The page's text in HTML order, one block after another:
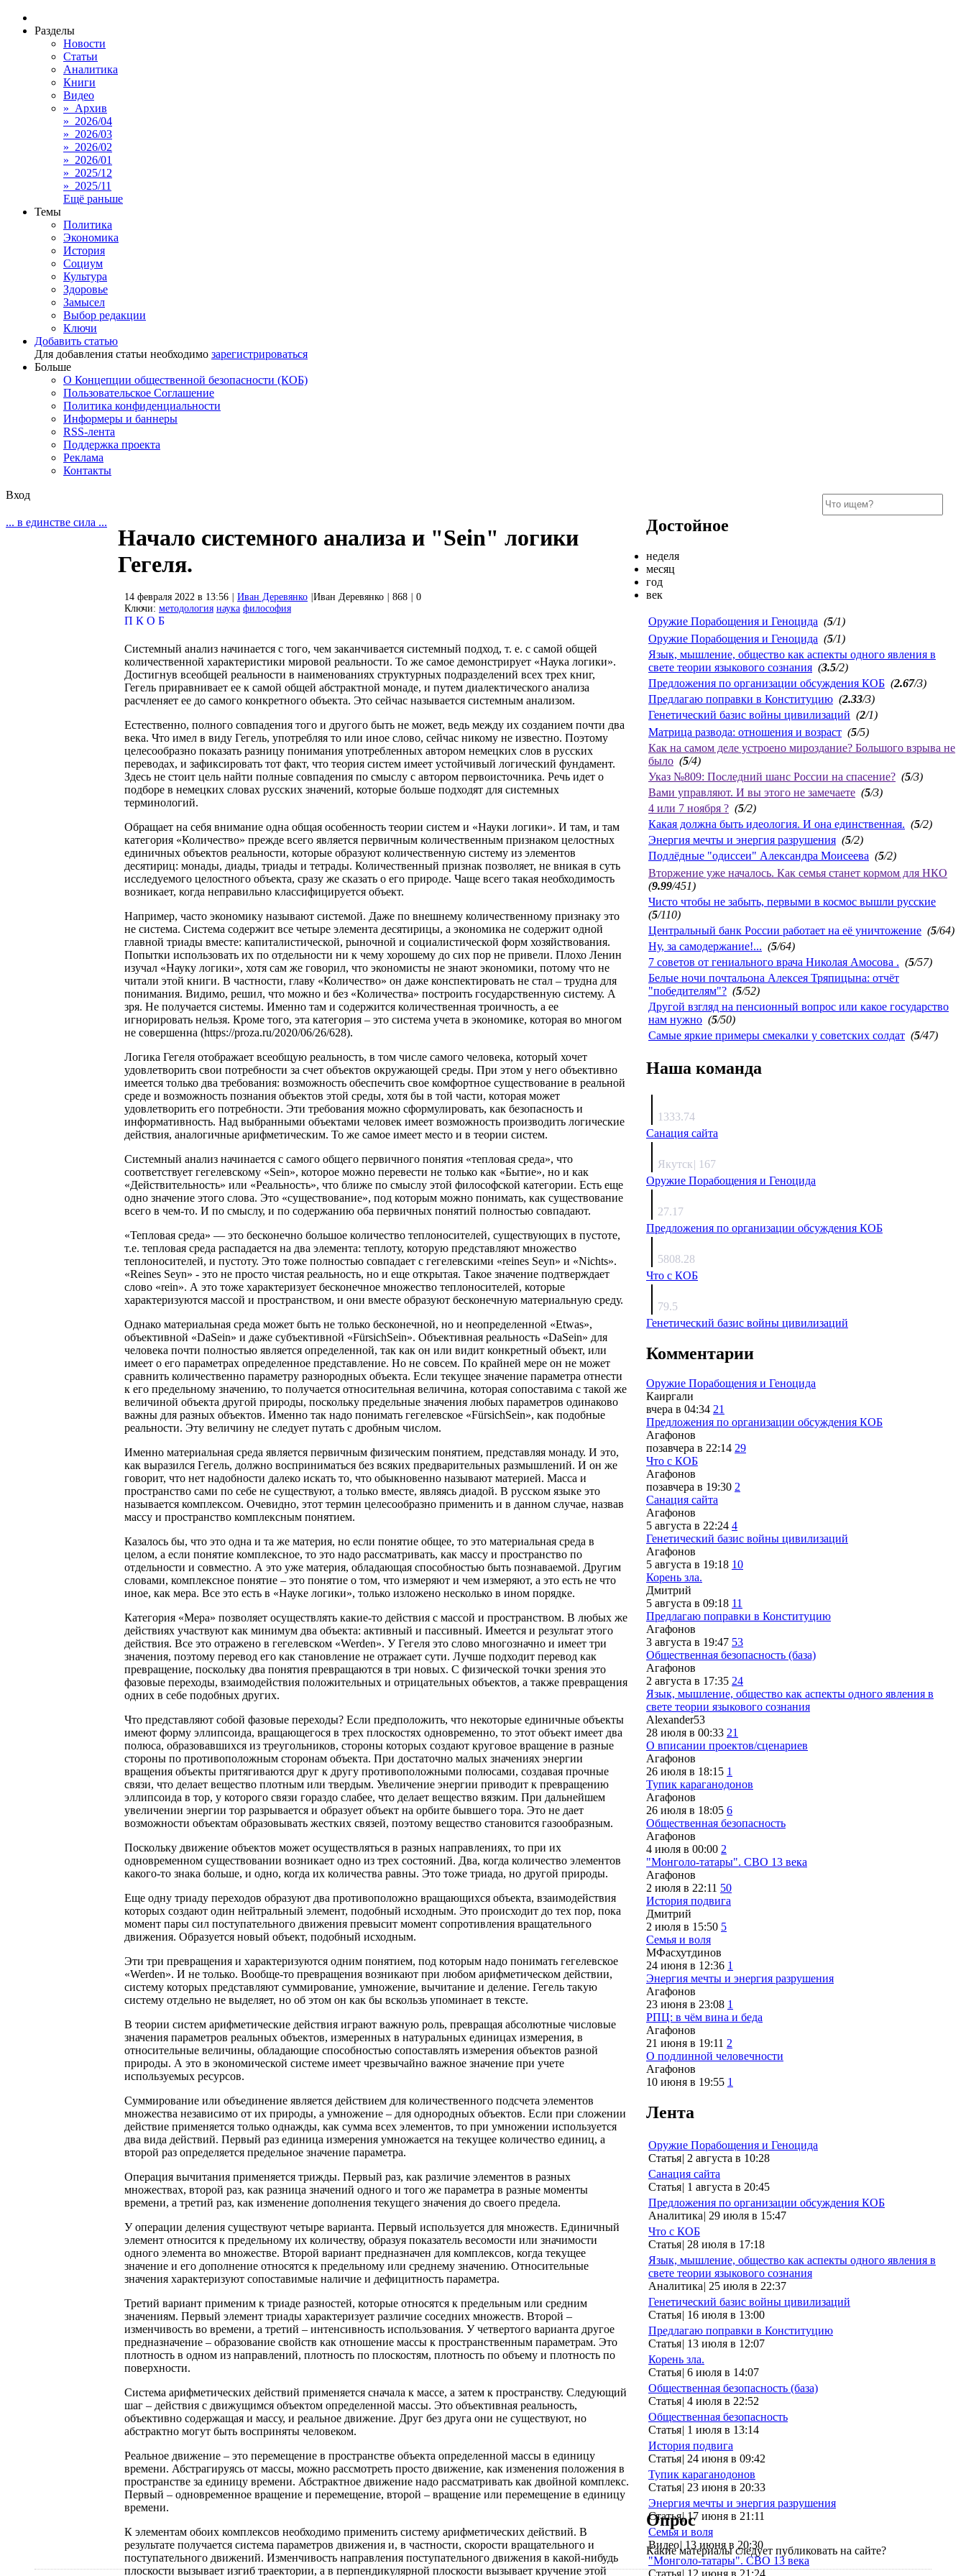
Разделы
Новости
Статьи
Аналитика
Книги
Видео
» Архив
» 2026/04
» 2026/03
» 2026/02
» 2026/01
» 2025/12
» 2025/11
Ещё раньше
Темы
Политика
Экономика
История
Социум
Культура
Здоровье
Замысел
Выбор редакции
Ключи
Добавить статью
Для добавления статьи необходимо зарегистрироваться
Больше
О Концепции общественной безопасности (КОБ)
Пользовательское Соглашение
Политика конфиденциальности
Информеры и баннеры
RSS-лента
Поддержка проекта
Реклама
Контакты
Вход
... в единстве сила ...
Начало системного анализа и "Sein" логики
Гегеля.
14 февраля 2022 в 13:56 Иван Деревянко Иван Деревянко 868
0
Ключи: методология наука философия
П К О Б
Системный анализ начинается с того, чем заканчивается системный подход, т. е. с самой общей
количественной характеристики мировой реальности. То же самое демонстрирует «Наука логики».
Достигнув всеобщей реальности в наименованиях структурных подразделений всех трех книг,
Гегель приравнивает ее к самой общей абстрактной монаде, и путем диалектического анализа
расчленяет ее до самого конкретного объекта. Это сейчас называется системным анализом.
Естественно, полного совпадения того и другого быть не может, ведь между их созданием почти два
века. Что имел в виду Гегель, употребляя то или иное слово, сейчас никому не известно. Поэтому
целесообразно показать разницу понимания употребленных автором немецких слов в русских
переводах, и зафиксировать тот факт, что теория систем имеет устойчивый логический фундамент.
Здесь не стоит цель найти полные совпадения по смыслу с автором первоисточника. Речь идет о
подборе в немецких словах русских значений, которые больше подходят для системных
терминологий.
Обращает на себя внимание одна общая особенность теории систем и «Науки логики». И там, и там
категория «Количество» прежде всего является первичным количественным признаком целостных
единичных объектов реальности, которые образуют количественную систему из элементов
десятириц: монады, диады, триады и тетрады. Количественный признак позволяет, не вникая в суть
исследуемого целостного объекта, сразу же сказать о его природе. Чаще всего такая необходимость
возникает, когда неправильно классифицируется объект.
Например, часто экономику называют системой. Даже по внешнему количественному признаку это
не система. Система содержит все четыре элемента десятирицы, а экономика не содержит одной
главной триады вместе: капиталистической, рыночной и социалистической форм хозяйствования.
Попытки использовать их по отдельности ни к чему хорошему до сих пор не привели. Плохо Ленин
изучал «Науку логики», хотя сам же говорил, что экономисты не знают экономики, потому что не
читали этой книги. В частности, главу «Количество» он даже конспектировать не стал – трудна для
понимания. Видимо, решил, что можно и без «Количества» построить государственную систему. А
зря. Не получается системы. Именно там и содержится количественная троичность, а ее
игнорировать нельзя. Кроме того, эта категория – это система учета в экономике, которая во многом
не совершенна (https://proza.ru/2020/06/26/628).
Логика Гегеля отображает всеобщую реальность, в том числе самого человека, который хочет
удовлетворить свои потребности за счет объектов окружающей среды. При этом у него объективно
имеется только два требования: возможность обеспечить свое комфортное существование в реальной
среде и возможность познания объектов этой среды, хотя бы в той части, которая может
удовлетворить его потребности. Эти требования можно сформулировать, как безопасность и
информативность. Над выбранными объектами человек имеет возможность производить логические
действия, аналогичные арифметическим. То же самое имеет место и в теории систем.
Системный анализ начинается с самого общего первичного понятия «тепловая среда», что
соответствует гегелевскому «Sein», которое можно перевести не только как «Бытие», но и как
«Действительность» или «Реальность», что ближе по смыслу этой философской категории. Есть еще
одно значение этого слова. Это «существование», под которым можно понимать, как существование
всего в чем-то. И по смыслу, и по содержанию оба первичных понятий полностью совпадают.
«Тепловая среда» — это бесконечно большое количество теплоносителей, существующих в пустоте,
т.е. тепловая среда распадается на два элемента: теплоту, которую представляют множество
теплоносителей, и пустоту. Это тоже полностью совпадает с гегелевскими «reines Seyn» и «Nichts».
«Reines Seyn» - это не просто чистая реальность, но и еще открытая. Такое значение подтверждает
слово «rein». А это тоже характеризует бесконечное множество теплоносителей, которые
характеризуются массой и пространством, и они вместе образуют бесконечную материальную среду.
Однако материальная среда может быть не только бесконечной, но и неопределенной «Etwas»,
объективной «DaSein» и даже субъективной «FürsichSein». Объективная реальность «DaSein» для
человека почти полностью является определенной, так как он или видит конкретный объект, или
имеет о его параметрах определенное представление. Но не совсем. По крайней мере он не может
сравнить количественно параметру разнородных объекта. Если текущее значение параметра отнести
к его предельному значению, то получается относительная величина, которая сопоставима с такой же
величиной объекта другой природы, поскольку предельные значения любых параметров одинаково
важны для разных объектов. Именно так надо понимать гегелевское «FürsichSein», как подобные
реальности. Эту величину не следует путать с дробным числом.
Именно материальная среда является первичным физическим понятием, представляя монаду. И это,
как выразился Гегель, должно восприниматься без всяких предварительных размышлений. И он же
говорит, что нет надобности далеко искать то, что обыкновенно называют материей. Масса и
пространство сами по себе не существуют, а только вместе, являясь диадой. В русском языке это
называется комплексом. Очевидно, этот термин целесообразно применить и в данном случае, назвав
массу и пространство комплексным понятием.
Казалось бы, что это одна и та же материя, но если понятие общее, то это материальная среда в
целом, а если понятие комплексное, то это надо рассматривать, как массу и пространство по
отдельности и совместно. А это уже материя, обладающая способностью быть познаваемой. Другим
словами, комплексное понятие – это понятие о том, что измеряют и чем измеряют, а это есть не что
иное, как мера. Все это есть в «Науке логики», только изложено несколько в ином порядке.
Категория «Мера» позволяет осуществлять какие-то действия с массой и пространством. В любых же
действиях участвуют как минимум два объекта: активный и пассивный. Имеется и результат этого
действия. Все это отражено в гегелевском «Werden». У Гегеля это слово многозначно и имеет три
значения, поэтому перевод его как становление не отражает сути. Лучше подходит перевод как
превращение, поскольку два понятия превращаются в три новых. С физической точки зрения это
фазовые переходы, взаимодействия положительных и отрицательных объектов, а также превращения
одних в себе подобных других.
Что представляют собой фазовые переходы? Если предположить, что некоторые единичные объекты
имеют форму эллипсоида, вращающегося в трех плоскостях одновременно, то этот объект имеет два
полюса, образовавшихся из треугольников, стороны которых создают круговое вращение в разные
стороны по противоположным сторонам объекта. При достаточно малых значениях энергии
вращения объекты притягиваются друг к другу противоположными полюсами, создавая прочные
связи, что делает вещество плотным или твердым. Увеличение энергии приводит к превращению
эллипсоида в тор, у которого связи гораздо слабее, что делает вещество вязким. При дальнейшем
увеличении энергии тор разрывается и образует объект на орбите бывшего тора. Это не дает
возможности объектам образовывать жестких связей, поэтому вещество становится газообразным.
Поскольку движение объектов может осуществляться в разных направлениях, то при их
одновременном существовании возникает одно из трех состояний. Два, когда количество элементов
какого-то знака больше, и одно, когда их количества равны. Это тоже триада, но другой природы.
Еще одну триаду переходов образуют два противоположно вращающихся объекта, взаимодействия
которых создают один нейтральный элемент, подобный исходным. Это происходит до тех пор, пока
момент пары сил поступательного движения превысит момент сопротивления вращательного
движения. Образуется новый объект, подобный исходным.
Эти три превращения и характеризуются одним понятием, под которым надо понимать гегелевское
«Werden». И не только. Вообще-то превращения возникают при любом арифметическом действии,
систему которых представляют суммирование, умножение, вычитание и деление. Гегель такую
систему отдельно не выделяет, но об этом он как бы вскользь упоминает в тексте.
В теории систем арифметические действия играют важную роль, превращая абсолютные числовые
значения параметров реальных объектов, измеренных в натуральных единицах измерения, в
относительные величины, обладающие способностью сопоставлять измерения объектов разной
природы. А это в экономической системе имеет чрезвычайно важное значение при учете
используемых ресурсов.
Суммирование или объединение является действием для количественного подсчета элементов
множества независимо от их природы, а умножение – для однородных объектов. Если при сложении
действие применяется только однажды, как сумма всех элементов, то при умножении используется
два вида действий. Первый раз единица измерения умножается на текущее количество единиц, а
второй раз определяется предельное значение параметра.
Операция вычитания применяется трижды. Первый раз, как различие элементов в разных
множествах, второй раз, как разница значений одного и того же параметра в разные моменты
времени, а третий раз, как изменение дополнения текущего значения до своего предела.
У операции деления существуют четыре варианта. Первый используется для множеств. Единичный
элемент относится к предельному их количеству, образуя показатель весомости или значимости
одного элемента во множестве. Второй вариант предназначен для комплексов, когда текущее
значение и его дополнение относятся к предельному или среднему значению. Относительные
значения характеризуют сопоставимые наличие и дефицитность параметра.
Третий вариант применим к триаде разностей, которые относятся к предельным или средним
значениям. Первый элемент триады характеризует различие соседних множеств. Второй –
изменчивость во времени, а третий – интенсивность использования. У четвертого варианта другое
предназначение – образование свойств как отношение массы к пространственным параметрам. Это
плотность в одном из направлений, плотность по плоскостям, плотность по объему и плотность по
поверхности.
Система арифметических действий применяется сначала к массе, а затем к пространству. Следующий
шаг – действия с движущимся объектом определенной массы. Это объективная реальность,
объективно содержащая и массу, и реальное движение. Друг без друга они не существуют, но
абстрактно могут быть восприняты человеком.
Реальное движение – это перемещение в пространстве объекта определенной массы в единицу
времени. Абстрагируясь от массы, можно рассмотреть просто движение, как изменения положения в
пространстве за единицу времени. Абстрактное движение надо рассматривать как двойной комплекс.
Первый – одновременное вращение и перемещение, второй – вращение или перемещение в единицу
времени.
К элементам обоих комплексов необходимо применить систему арифметических действий. В
результате получается система параметров движения и, в частности, скорости вращательного и
поступательного движений. Изменчивость направления поступательного движения в какой-нибудь
плоскости вызывает изгиб траектории, а в перпендикулярной плоскости вызывает кручение этой
Достойное
неделя
месяц
год
век
Оружие Порабощения и Геноцида (5/1)
Оружие Порабощения и Геноцида (5/1)
Язык, мышление, общество как аспекты одного явления в
свете теории языкового сознания (3.5/2)
Предложения по организации обсуждения КОБ (2.67/3)
Предлагаю поправки в Конституцию (2.33/3)
Генетический базис войны цивилизаций (2/1)
Матрица развода: отношения и возраст (5/5)
Как на самом деле устроено мироздание? Большого взрыва не
было (5/4)
Указ №809: Последний шанс России на спасение? (5/3)
Вами управляют. И вы этого не замечаете (5/3)
4 или 7 ноября ? (5/2)
Какая должна быть идеология. И она единственная. (5/2)
Энергия мечты и энергия разрушения (5/2)
Подлёдные "одиссеи" Александра Моисеева (5/2)
Вторжение уже началось. Как семья станет кормом для НКО
(9.99/451)
Чисто чтобы не забыть, первыми в космос вышли русские
(5/110)
Центральный банк России работает на её уничтожение (5/64)
Ну, за самодержание!... (5/64)
7 советов от гениального врача Николая Амосова . (5/57)
Белые ночи почтальона Алексея Тряпицына: отчёт
"победителям"? (5/52)
Другой взгляд на пенсионный вопрос или какое государство
нам нужно (5/50)
Самые яркие примеры смекалки у советских солдат (5/47)
Наша команда
1333.74
Санация сайта
Якутск| 167
Оружие Порабощения и Геноцида
27.17
Предложения по организации обсуждения КОБ
5808.28
Что с КОБ
79.5
Генетический базис войны цивилизаций
Комментарии
Оружие Порабощения и Геноцида
Каиргали
вчера в 04:34 21
Предложения по организации обсуждения КОБ
Агафонов
позавчера в 22:14 29
Что с КОБ
Агафонов
позавчера в 19:30 2
Санация сайта
Агафонов
5 августа в 22:24 4
Генетический базис войны цивилизаций
Агафонов
5 августа в 19:18 10
Корень зла.
Дмитрий
5 августа в 09:18 11
Предлагаю поправки в Конституцию
Агафонов
3 августа в 19:47 53
Общественная безопасность (база)
Агафонов
2 августа в 17:35 24
Язык, мышление, общество как аспекты одного явления в
свете теории языкового сознания
Alexander53
28 июля в 00:33 21
О вписании проектов/сценариев
Агафонов
26 июля в 18:15 1
Тупик караганодонов
Агафонов
26 июля в 18:05 6
Общественная безопасность
Агафонов
4 июля в 00:00 2
"Монголо-татары". СВО 13 века
Агафонов
2 июля в 22:11 50
История подвига
Дмитрий
2 июля в 15:50 5
Семья и воля
МФасхутдинов
24 июня в 12:36 1
Энергия мечты и энергия разрушения
Агафонов
23 июня в 23:08 1
РПЦ: в чём вина и беда
Агафонов
21 июня в 19:11 2
О подлинной человечности
Агафонов
10 июня в 19:55 1
Лента
Оружие Порабощения и Геноцида
Статья| 2 августа в 10:28
Санация сайта
Статья| 1 августа в 20:45
Предложения по организации обсуждения КОБ
Аналитика| 29 июля в 15:47
Что с КОБ
Статья| 28 июля в 17:18
Язык, мышление, общество как аспекты одного явления в
свете теории языкового сознания
Аналитика| 25 июля в 22:37
Генетический базис войны цивилизаций
Статья| 16 июля в 13:00
Предлагаю поправки в Конституцию
Статья| 13 июля в 12:07
Корень зла.
Статья| 6 июля в 14:07
Общественная безопасность (база)
Статья| 4 июля в 22:52
Общественная безопасность
Статья| 1 июля в 13:14
История подвига
Статья| 24 июня в 09:42
Тупик караганодонов
Статья| 23 июня в 20:33
Энергия мечты и энергия разрушения
Статья| 17 июня в 21:11
Семья и воля
Видео| 13 июня в 20:30
"Монголо-татары". СВО 13 века
Опрос
Какие материалы следует публиковать на сайте?